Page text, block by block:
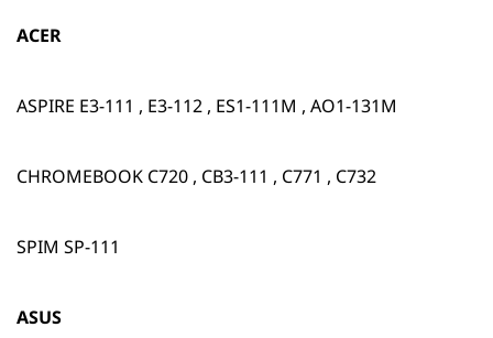
ACER
ASPIRE E3-111 , E3-112 , ES1-111M , AO1-131M
CHROMEBOOK C720 , CB3-111 , C771 , C732
SPIM SP-111
ASUS